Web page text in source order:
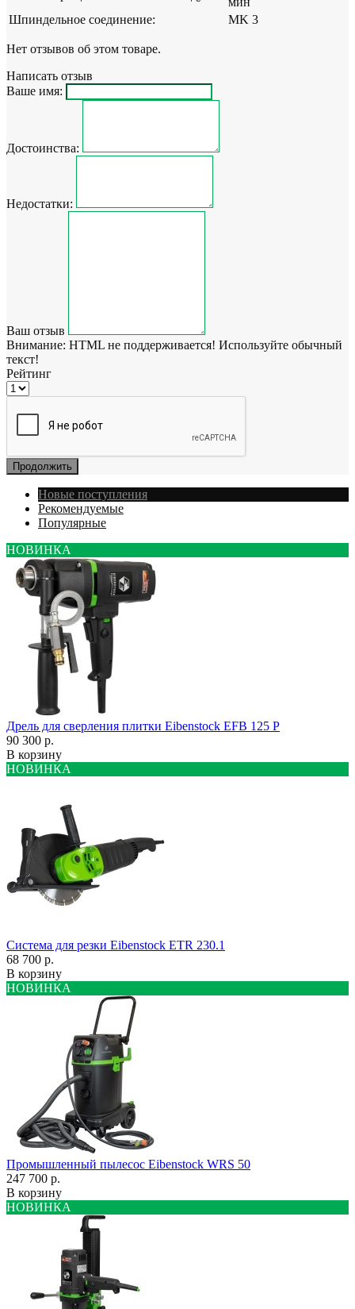
Шпиндельное соединение:
MK 3
Нет отзывов об этом товаре.
Написать отзыв
Ваше имя:
Достоинства:
Недостатки:
Ваш отзыв
Внимание: HTML не поддерживается! Используйте обычный
текст!
Рейтинг
Продолжить
Новые поступления
Рекомендуемые
Популярные
НОВИНКА
Дрель для сверления плитки Eibenstock EFB 125 P
90 300 р.
В корзину
НОВИНКА
Система для резки Eibenstock ETR 230.1
68 700 р.
В корзину
НОВИНКА
Промышленный пылесос Eibenstock WRS 50
247 700 р.
В корзину
НОВИНКА